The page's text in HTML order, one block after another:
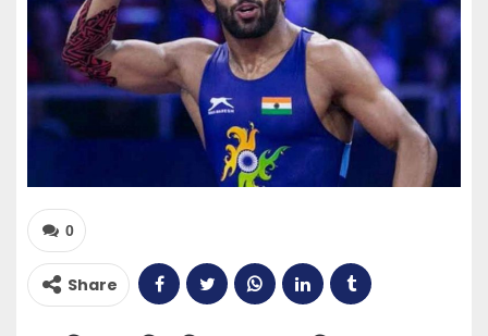
0
Share